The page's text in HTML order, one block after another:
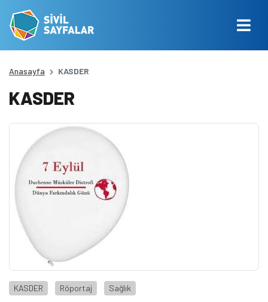
Anasayfa KASDER
KASDER
KASDER Röportaj Sağlık